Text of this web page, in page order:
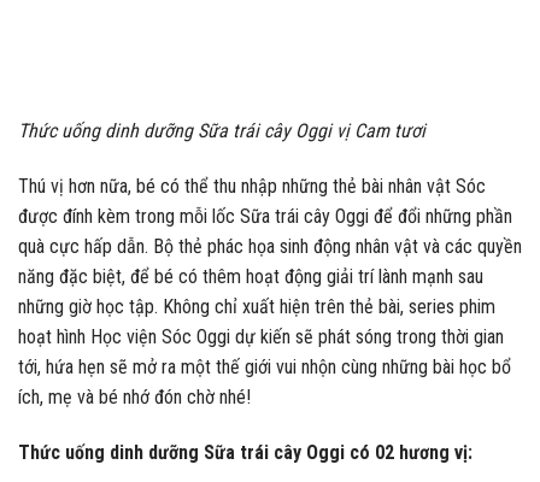
Thức uống dinh dưỡng Sữa trái cây Oggi vị Cam tươi
Thú vị hơn nữa, bé có thể thu nhập những thẻ bài nhân vật Sóc
được đính kèm trong mỗi lốc Sữa trái cây Oggi để đổi những phần
quà cực hấp dẫn. Bộ thẻ phác họa sinh động nhân vật và các quyền
năng đặc biệt, để bé có thêm hoạt động giải trí lành mạnh sau
những giờ học tập. Không chỉ xuất hiện trên thẻ bài, series phim
hoạt hình Học viện Sóc Oggi dự kiến sẽ phát sóng trong thời gian
tới, hứa hẹn sẽ mở ra một thế giới vui nhộn cùng những bài học bổ
ích, mẹ và bé nhớ đón chờ nhé!
Thức uống dinh dưỡng Sữa trái cây Oggi có 02 hương vị: